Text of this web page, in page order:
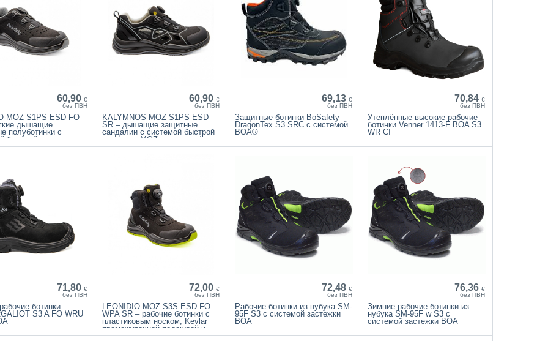
60,90 €
без ПВН
MOZ S1PS ESD FO
дышащие
полуботинки с
быстрой шнуровки
Tripple FOAM
60,90 €
без ПВН
KALYMNOS-MOZ S1PS ESD
SR – дышащие защитные
сандалии с системой быстрой
шнуровки MOZ и подошвой
Tripple FOAM
69,13 €
без ПВН
Защитные ботинки BoSafety
DragonTex S3 SRC с системой
BOA®
70,84 €
без ПВН
Утеплённые высокие рабочие
ботинки Venner 1413-F BOA S3
WR CI
71,80 €
без ПВН
ботинки
S3 A FO WRU
72,00 €
без ПВН
LEONIDIO-MOZ S3S ESD FO
WPA SR – рабочие ботинки с
пластиковым носком, Kevlar
промежуточной подошвой и
системой быстрой шнуровки
72,48 €
без ПВН
Рабочие ботинки из нубука SM-
95F S3 с системой застежки
BOA
76,36 €
без ПВН
Зимние рабочие ботинки из
нубука SM-95F w S3 с
системой застежки BOA